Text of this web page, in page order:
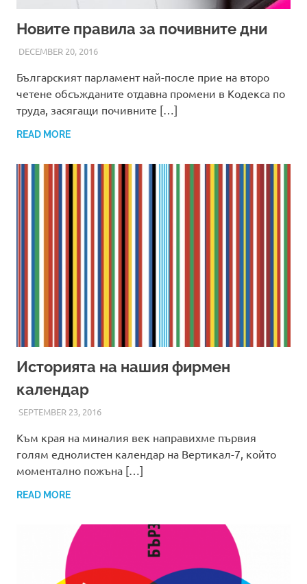
Новите правила за почивните дни
DECEMBER 20, 2016ADMIN
Българският парламент най-после прие на второ
четене обсъжданите отдавна промени в Кодекса по
труда, засягащи почивните […]
READ MORE
Историята на нашия фирмен
календар
SEPTEMBER 23, 2016ADMIN
Към края на миналия век направихме първия
голям еднолистен календар на Вертикал-7, който
моментално пожъна […]
READ MORE